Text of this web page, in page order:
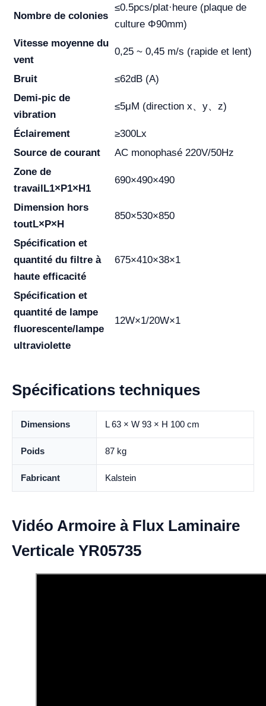
Nombre de colonies
≤0.5pcs/plat·heure (plaque de
culture Φ90mm)
Vitesse moyenne du
vent
0,25 ~ 0,45 m/s (rapide et lent)
Bruit
≤62dB (A)
Demi-pic de
vibration
≤5μM (direction x、y、z)
Éclairement
≥300Lx
Source de courant
AC monophasé 220V/50Hz
Zone de
travailL1×P1×H1
690×490×490
Dimension hors
toutL×P×H
850×530×850
Spécification et
quantité du filtre à
haute efficacité
675×410×38×1
Spécification et
quantité de lampe
fluorescente/lampe
ultraviolette
12W×1/20W×1
Spécifications techniques
Dimensions L 63 × W 93 × H 100 cm
Poids 87 kg
Fabricant Kalstein
Vidéo Armoire à Flux Laminaire
Verticale YR05735